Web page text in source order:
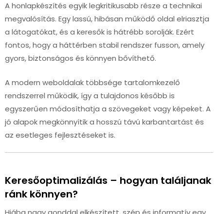
A honlapkészítés egyik legkritikusabb része a technikai
megvalósítás. Egy lassú, hibásan működő oldal elriasztja
a látogatókat, és a keresők is hátrébb sorolják. Ezért
fontos, hogy a háttérben stabil rendszer fusson, amely
gyors, biztonságos és könnyen bővíthető.
A modern weboldalak többsége tartalomkezelő
rendszerrel működik, így a tulajdonos később is
egyszerűen módosíthatja a szövegeket vagy képeket. A
jó alapok megkönnyítik a hosszú távú karbantartást és
az esetleges fejlesztéseket is.
Keresőoptimalizálás – hogyan találjanak
ránk könnyen?